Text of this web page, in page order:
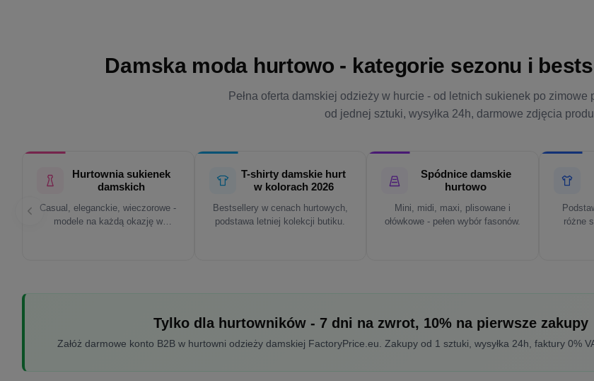
Damska moda hurtowo - kategorie sezonu i
Pełna oferta damskiej odzieży w hurcie - od letnich sukienek po zimowe
od jednej sztuki, wysyłka 24h, darmowe zdjęcia
Hurtownia sukienek
damskich
Casual, eleganckie, wieczorowe -
modele na każdą okazję w
T-shirty damskie hurt
w kolorach 2026
Bestsellery w cenach hurtowych,
podstawa letniej kolekcji butiku.
Spódnice damskie
hurtowo
Mini, midi, maxi, plisowane i
ołówkowe - pełen wybór fasonów.
różne
Tylko dla hurtowników - 7 dni na zwrot, 10% na pierwsze zakupy
Załóż darmowe konto B2B w hurtowni odzieży damskiej FactoryPrice.eu. Zakupy od 1 sztuki, wysyłka 24h, faktury 0%